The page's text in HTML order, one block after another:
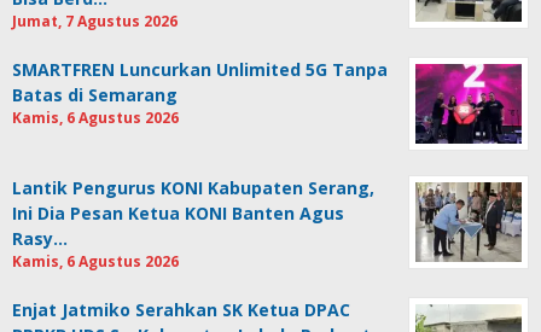
Jumat, 7 Agustus 2026
SMARTFREN Luncurkan Unlimited 5G Tanpa
Batas di Semarang
Kamis, 6 Agustus 2026
Lantik Pengurus KONI Kabupaten Serang,
Ini Dia Pesan Ketua KONI Banten Agus
Rasy…
Kamis, 6 Agustus 2026
Enjat Jatmiko Serahkan SK Ketua DPAC